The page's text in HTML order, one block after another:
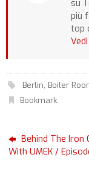
su
più
top
Berlin, Boiler
Bookmark.
Behind The Iron
With UMEK /